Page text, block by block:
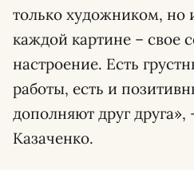
только художником, но
каждой картине – свое
настроение. Есть
работы, есть и
дополняют друг друга»,
Казаченко.